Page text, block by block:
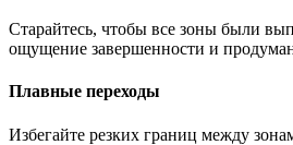
Старайтесь, чтобы все зоны были
ощущение завершенности и
Плавные переходы
Избегайте резких границ между